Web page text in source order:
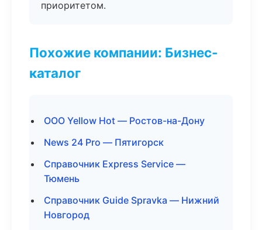
приоритетом.
Похожие компании: Бизнес-
каталог
ООО Yellow Hot — Ростов-на-Дону
News 24 Pro — Пятигорск
Справочник Express Service —
Тюмень
Справочник Guide Spravka — Нижний
Новгород